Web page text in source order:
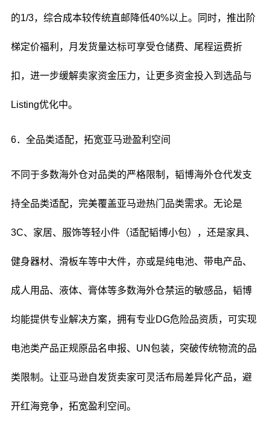
的1/3，综合成本较传统直邮降低40%以上。同时，推出阶
梯定价福利，月发货量达标可享受仓储费、尾程运费折
扣，进一步缓解卖家资金压力，让更多资金投入到选品与
Listing优化中。
6．全品类适配，拓宽亚马逊盈利空间
不同于多数海外仓对品类的严格限制，韬博海外仓代发支
持全品类适配，完美覆盖亚马逊热门品类需求。无论是
3C、家居、服饰等轻小件（适配韬博小包），还是家具、
健身器材、滑板车等中大件，亦或是纯电池、带电产品、
成人用品、液体、膏体等多数海外仓禁运的敏感品，韬博
均能提供专业解决方案，拥有专业DG危险品资质，可实现
电池类产品正规原品名申报、UN包装，突破传统物流的品
类限制。让亚马逊自发货卖家可灵活布局差异化产品，避
开红海竞争，拓宽盈利空间。